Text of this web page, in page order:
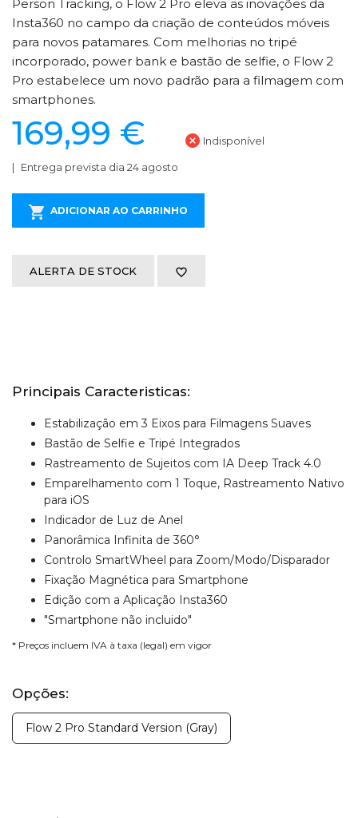
Person Tracking, o Flow 2 Pro eleva as inovações da
Insta360 no campo da criação de conteúdos móveis
para novos patamares. Com melhorias no tripé
incorporado, power bank e bastão de selfie, o Flow 2
Pro estabelece um novo padrão para a filmagem com
smartphones.
169,99 € Indisponível
Entrega prevista dia 24 agosto
ADICIONAR AO CARRINHO
ALERTA DE STOCK
Principais Caracteristicas:
Estabilização em 3 Eixos para Filmagens Suaves
Bastão de Selfie e Tripé Integrados
Rastreamento de Sujeitos com IA Deep Track 4.0
Emparelhamento com 1 Toque, Rastreamento Nativo
para iOS
Indicador de Luz de Anel
Panorâmica Infinita de 360°
Controlo SmartWheel para Zoom/Modo/Disparador
Fixação Magnética para Smartphone
Edição com a Aplicação Insta360
"Smartphone não incluido"
* Preços incluem IVA à taxa (legal) em vigor
Opções:
Flow 2 Pro Standard Version (Gray)